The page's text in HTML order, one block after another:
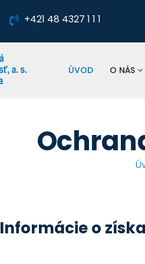
+421 48 4327 1 1 1
ÚVOD O NÁS
Informácie o